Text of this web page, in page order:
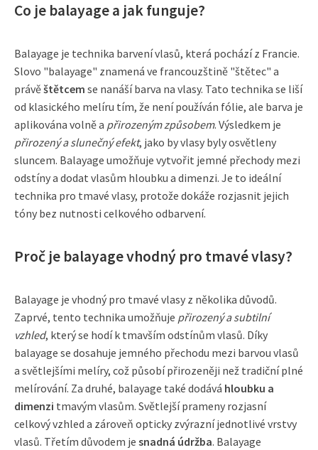
Co je balayage a jak funguje?
Balayage je technika barvení vlasů, která pochází z Francie.
Slovo "balayage" znamená ve francouzštině "štětec" a
právěštětcem se nanáší barva na vlasy. Tato technika se liší
od klasického melíru tím, že není používán fólie, ale barva je
aplikována volně a přirozeným způsobem. Výsledkem je
přirozený a slunečný efekt, jako by vlasy byly osvětleny
sluncem. Balayage umožňuje vytvořit jemné přechody mezi
odstíny a dodat vlasům hloubku a dimenzi. Je to ideální
technika pro tmavé vlasy, protože dokáže rozjasnit jejich
tóny bez nutnosti celkového odbarvení.
Proč je balayage vhodný pro tmavé vlasy?
Balayage je vhodný pro tmavé vlasy z několika důvodů.
Zaprvé, tento technika umožňuje přirozený a subtilní
vzhled, který se hodí k tmavším odstínům vlasů. Díky
balayage se dosahuje jemného přechodu mezi barvou vlasů
a světlejšími melíry, což působí přirozeněji než tradiční plné
melírování. Za druhé, balayage také dodává hloubku a
dimenzi tmavým vlasům. Světlejší prameny rozjasní
celkový vzhled a zároveň opticky zvýrazní jednotlivé vrstvy
vlasů. Třetím důvodem je snadná údržba. Balayage